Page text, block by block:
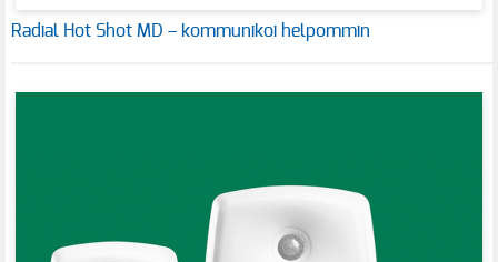
Radial Hot Shot MD – kommunikoi helpommin